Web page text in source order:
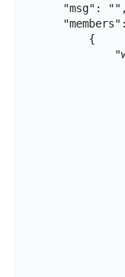
    "msg": "",
        {